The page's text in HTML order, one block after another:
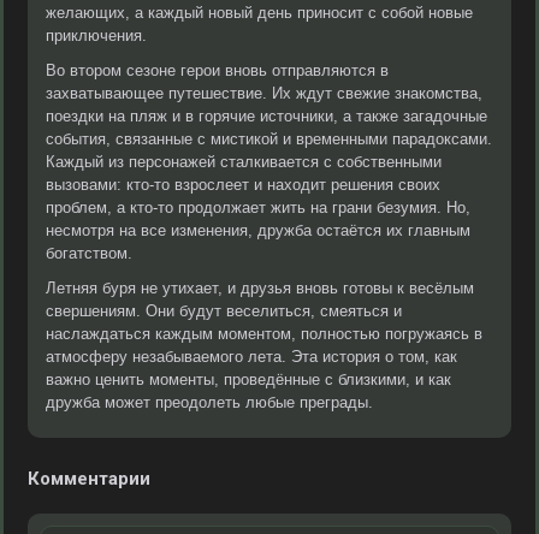
желающих, а каждый новый день приносит с собой новые
приключения.
Во втором сезоне герои вновь отправляются в
захватывающее путешествие. Их ждут свежие знакомства,
поездки на пляж и в горячие источники, а также загадочные
события, связанные с мистикой и временными парадоксами.
Каждый из персонажей сталкивается с собственными
вызовами: кто-то взрослеет и находит решения своих
проблем, а кто-то продолжает жить на грани безумия. Но,
несмотря на все изменения, дружба остаётся их главным
богатством.
Летняя буря не утихает, и друзья вновь готовы к весёлым
свершениям. Они будут веселиться, смеяться и
наслаждаться каждым моментом, полностью погружаясь в
атмосферу незабываемого лета. Эта история о том, как
важно ценить моменты, проведённые с близкими, и как
дружба может преодолеть любые преграды.
Комментарии